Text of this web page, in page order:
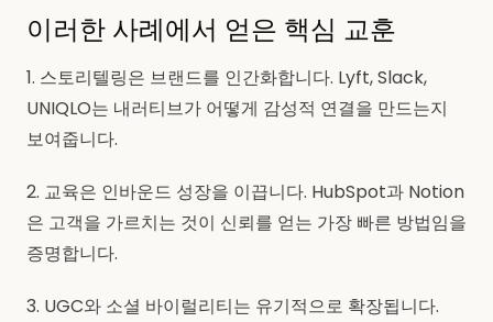
이러한 사례에서 얻은 핵심 교훈
1. 스토리텔링은 브랜드를 인간화합니다. Lyft, Slack,
UNIQLO는 내러티브가 어떻게 감성적 연결을 만드는지
보여줍니다.
2. 교육은 인바운드 성장을 이끕니다. HubSpot과 Notion
은 고객을 가르치는 것이 신뢰를 얻는 가장 빠른 방법임을
증명합니다.
3. UGC와 소셜 바이럴리티는 유기적으로 확장됩니다.